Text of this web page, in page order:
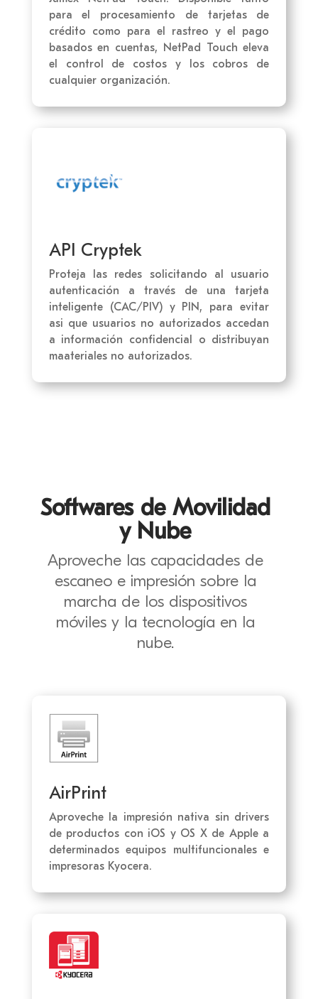
para el procesamiento de tarjetas de
crédito como para el rastreo y el pago
basados en cuentas, NetPad Touch eleva
el control de costos y los cobros de
cualquier organización.
API Cryptek
Proteja las redes solicitando al usuario
autenticación a través de una tarjeta
inteligente (CAC/PIV) y PIN, para evitar
asi que usuarios no autorizados accedan
a información confidencial o distribuyan
maateriales no autorizados.
Softwares de Movilidad
y Nube
Aproveche las capacidades de
escaneo e impresión sobre la
marcha de los dispositivos
móviles y la tecnología en la
nube.
AirPrint
Aproveche la impresión nativa sin drivers
de productos con iOS y OS X de Apple a
determinados equipos multifuncionales e
impresoras Kyocera.